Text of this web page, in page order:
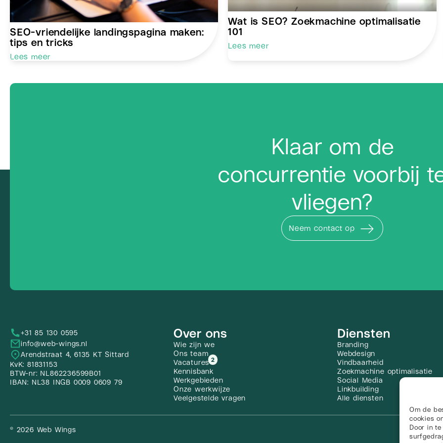
Om de
cookies
Door in
SEO-vriendelijke landingspagina maken:
tips en tricks
Lees meer
Wat is SEO? Zoekmachine optimalisatie
101
Lees meer
Klaar om de
concurrentie voorbij
vliegen?
Neem contact op
+31 85 130 0595
info@web-wings.nl
Arendstraat 4, 6135 KT Sittard
KvK: 81831153
BTW-nr: NL862236599B01
IBAN: NL38 INGB 0009 0609 79
Over ons
Wie zijn we
Ons team
Vacatures 2
Kennisbank
Werkgebieden
Onze werkwijze
Veelgestelde vragen
Diensten
Branding
Webdesign
Vindbaarheid
Zoekmachine optimalisatie
Social Media
Linkbuilding
Alle diensten
© 2026 Web Wings